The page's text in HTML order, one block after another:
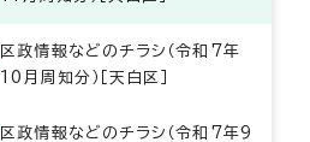
区政情報などのチラシ（令和7年
10月周知分）［天白区］
区政情報などのチラシ（令和7年9